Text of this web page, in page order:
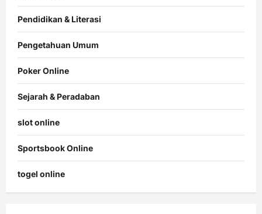
Pendidikan & Literasi
Pengetahuan Umum
Poker Online
Sejarah & Peradaban
slot online
Sportsbook Online
togel online